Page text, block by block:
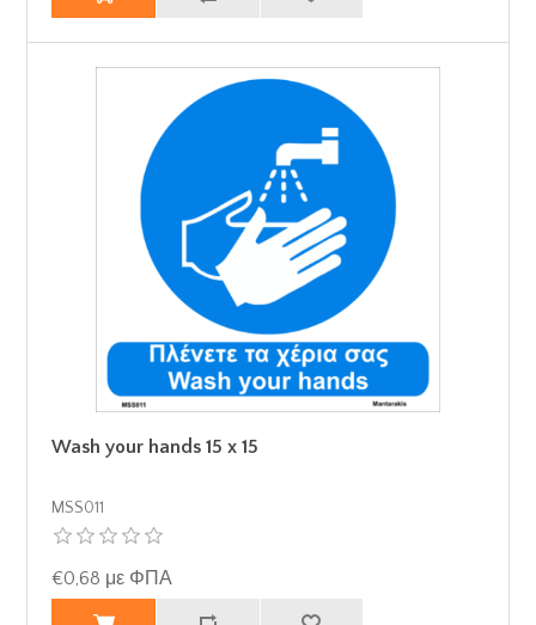
Wash your hands 15 x 15
MSS011
€0,68 με ΦΠΑ